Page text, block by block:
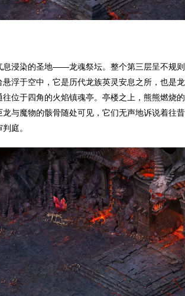
浸染的圣地——龙魂祭坛。整个第三层呈不规则
浮于空中，它是历代龙族英灵安息之所，也是
位于四角的火焰镇魂亭。亭楼之上，熊熊燃烧
与魔物的骸骨随处可见，它们无声地诉说着往
庭。